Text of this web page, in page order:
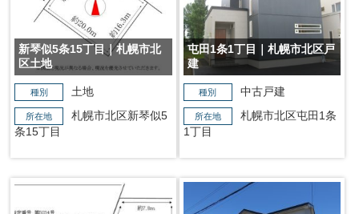
新琴似5条15丁目｜札幌市北
区土地
種別 土地
所在地
札幌市北区新琴似5
条15丁目
屯田1条1丁目｜札幌市北区戸
建
種別 中古戸建
所在地
札幌市北区屯田1条
1丁目